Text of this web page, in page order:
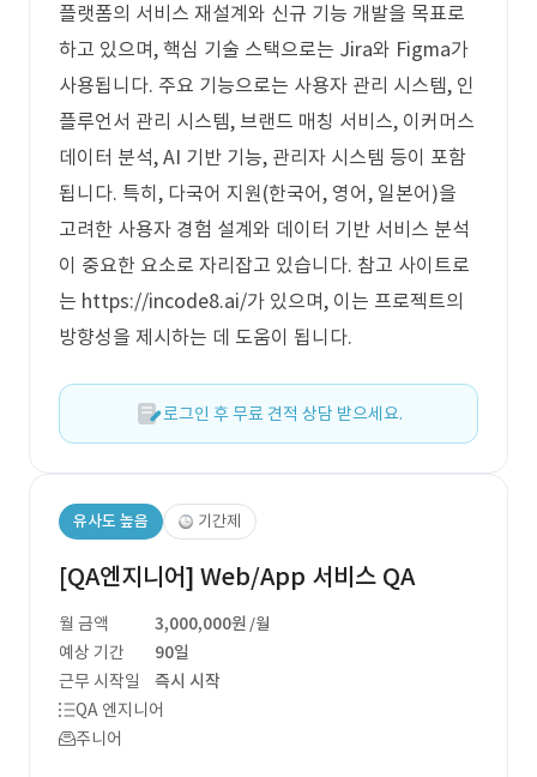
플랫폼의 서비스 재설계와 신규 기능 개발을 목표로
하고 있으며, 핵심 기술 스택으로는 Jira와 Figma가
사용됩니다. 주요 기능으로는 사용자 관리 시스템, 인
플루언서 관리 시스템, 브랜드 매칭 서비스, 이커머스
데이터 분석, AI 기반 기능, 관리자 시스템 등이 포함
됩니다. 특히, 다국어 지원(한국어, 영어, 일본어)을
고려한 사용자 경험 설계와 데이터 기반 서비스 분석
이 중요한 요소로 자리잡고 있습니다. 참고 사이트로
는 https://incode8.ai/가 있으며, 이는 프로젝트의
방향성을 제시하는 데 도움이 됩니다.
로그인 후 무료 견적 상담 받으세요.
유사도 높음 기간제
[QA엔지니어] Web/App 서비스 QA
월 금액 3,000,000원 /월
예상 기간
90일
근무 시작일
즉시 시작
QA 엔지니어
주니어